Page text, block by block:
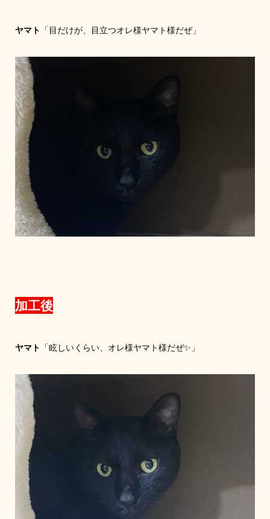
ヤマト 「目だけが、目立つオレ様ヤマト様だぜ」
加工後
ヤマト 「眩しいくらい、オレ様ヤマト様だぜ✨」